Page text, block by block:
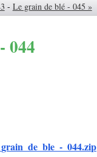
- Le grain de blé - 045 »
044
_044.zip